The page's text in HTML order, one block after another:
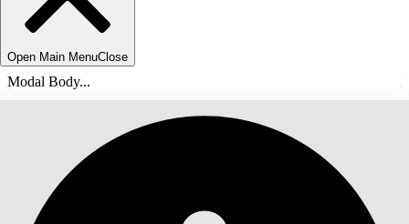
Open Main MenuClose
Modal Body...